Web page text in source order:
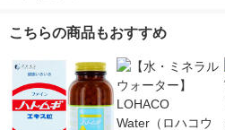
こちらの商品もおすすめ